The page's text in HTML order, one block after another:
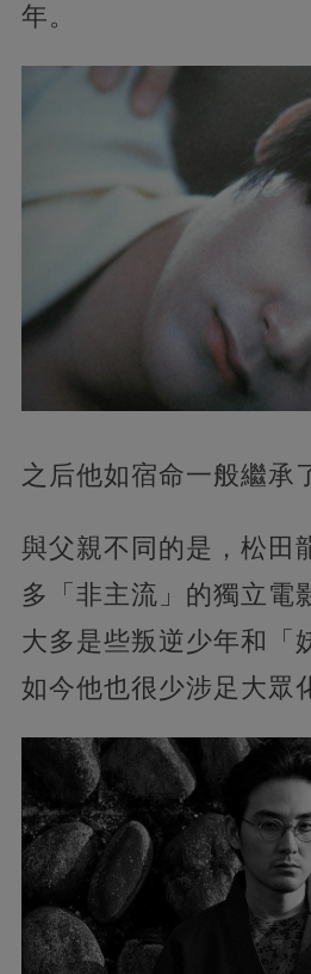
年。
之后他如宿命一般繼承
與父親不同的是，松田
多「非主流」的獨立電
大多是些叛逆少年和「
如今他也很少涉足大眾